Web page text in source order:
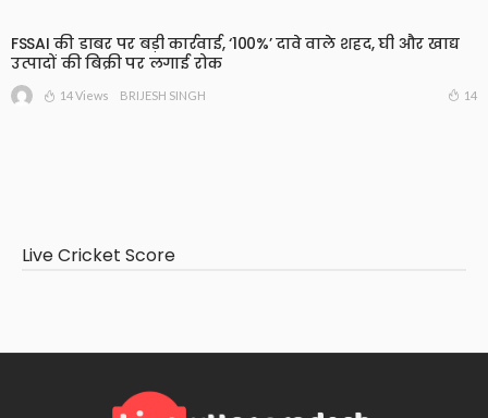
FSSAI की डाबर पर बड़ी कार्रवाई, ‘100%’ दावे वाले शहद, घी और खाद्य
उत्पादों की बिक्री पर लगाई रोक
14 Views BRIJESH SINGH 14
Live Cricket Score